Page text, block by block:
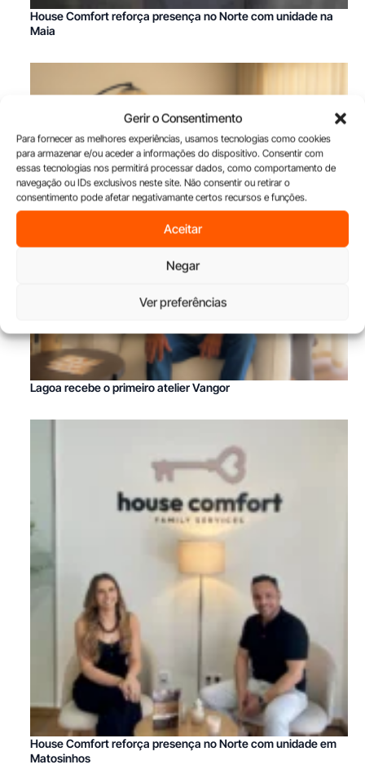
Gerir o Consentimento
Para fornecer as melhores experiências, usamos tecnologias como cookies
para armazenar e/ou aceder a informações do dispositivo. Consentir com
essas tecnologias nos permitirá processar dados, como comportamento de
navegação ou IDs exclusivos neste site. Não consentir ou retirar o
consentimento pode afetar negativamante certos recursos e funções.
Aceitar
Negar
Ver preferências
House Comfort reforça presença no Norte com unidade na
Maia
Lagoa recebe o primeiro atelier Vangor
House Comfort reforça presença no Norte com unidade em
Matosinhos